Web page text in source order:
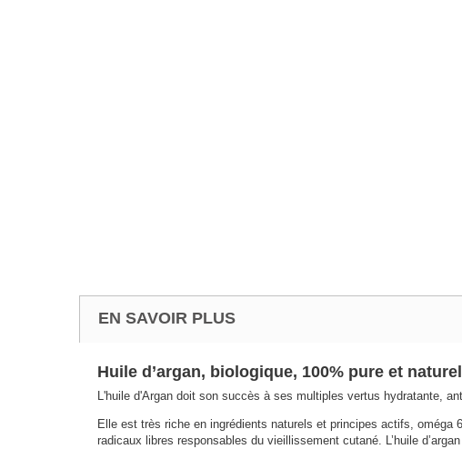
EN SAVOIR PLUS
Huile d’argan, biologique, 100% pure et
L'huile d'Argan doit son succès à ses multiples vertus hydratante,
Elle est très riche en ingrédients naturels et principes actifs,
radicaux libres responsables du vieillissement cutané. L’huile